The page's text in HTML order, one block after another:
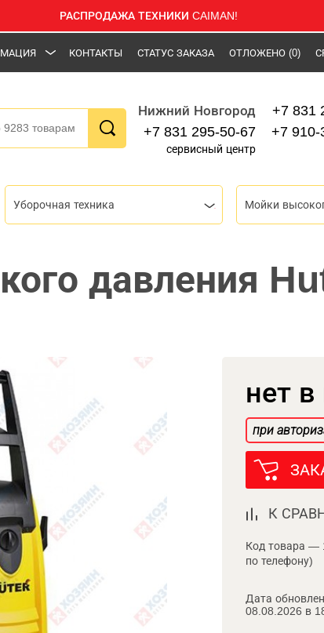
РАСПРОДАЖА ТЕХНИКИ CAIMAN!
КОНТАКТЫ СТАТУС ЗАКАЗА ОТЛОЖЕНО (0)
Нижний Новгород
+7 831 295-50-67
сервисный центр
+7 831
+7 910-
Уборочная техника Мойки
давления
нет
при
К
Код товара —
по телефону)
Дата
08.08.2026 в